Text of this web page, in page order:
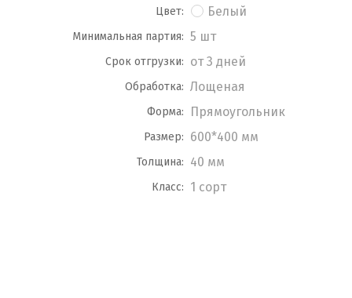
Цвет: Белый
Минимальная партия: 5 шт
Срок отгрузки: от 3 дней
Обработка: Лощеная
Форма: Прямоугольник
Размер: 600*400 мм
Толщина: 40 мм
Класс: 1 сорт